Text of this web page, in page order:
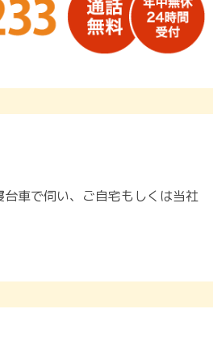
車で伺い、ご自宅もしくは当社